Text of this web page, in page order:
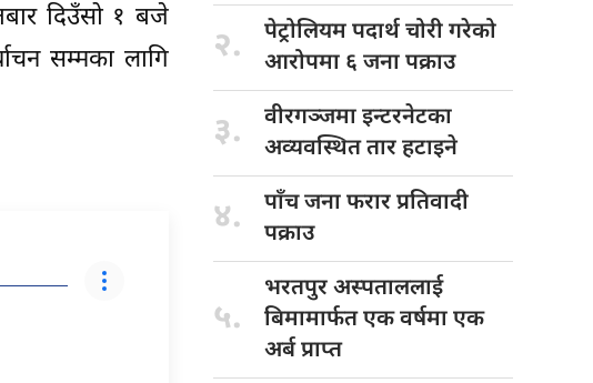
दिउँसो १ बजे
सम्मका लागि
२. पेट्रोलियम पदार्थचोरी गरेको
आरोपमा ६ जना पक्राउ
३.
वीरगञ्जमा इन्टरनेटका
अव्यवस्थित तार हटाइने
४. पाँच जनाफरार प्रतिवादी
पक्राउ
५.
भरतपुर अस्पताललाई
बिमामार्फत एक वर्षमा एक
अर्ब प्राप्त